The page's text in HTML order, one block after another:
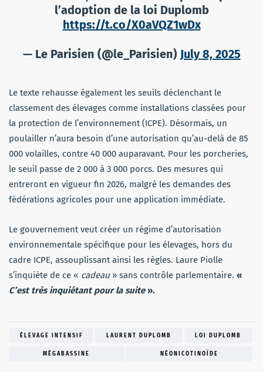
l’adoption de la loi Duplomb
https://t.co/X0aVQZ1wDx
— Le Parisien (@le_Parisien) July 8, 2025
Le texte rehausse également les seuils déclenchant le
classement des élevages comme installations classées pour
la protection de l’environnement (ICPE). Désormais, un
poulailler n’aura besoin d’une autorisation qu’au-delà de 85
000 volailles, contre 40 000 auparavant. Pour les porcheries,
le seuil passe de 2 000 à 3 000 porcs. Des mesures qui
entreront en vigueur fin 2026, malgré les demandes des
fédérations agricoles pour une application immédiate.
Le gouvernement veut créer un régime d’autorisation
environnementale spécifique pour les élevages, hors du
cadre ICPE, assouplissant ainsi les règles. Laure Piolle
s’inquiète de ce « cadeau » sans contrôle parlementaire. «
C’est très inquiétant pour la suite».
ÉLEVAGE INTENSIF LAURENT DUPLOMB LOI DUPLOMB
MÉGABASSINE NÉONICOTINOÏDE